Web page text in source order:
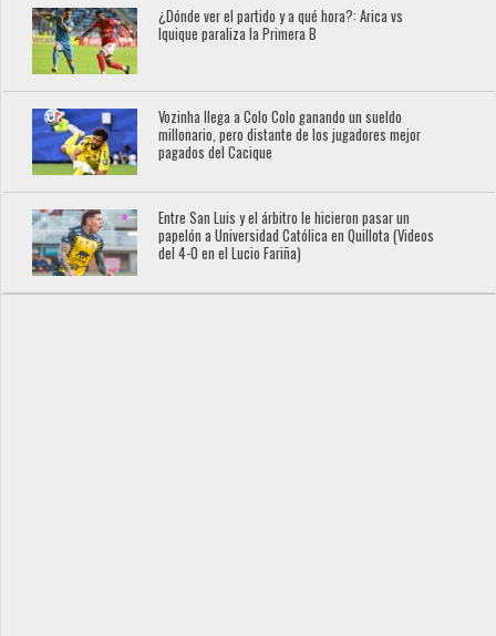
¿Dónde ver el partido y a qué hora?: Arica vs
Iquique paraliza la Primera B
Vozinha llega a Colo Colo ganando un sueldo
millonario, pero distante de los jugadores mejor
pagados del Cacique
Entre San Luis y el árbitro le hicieron pasar un
papelón a Universidad Católica en Quillota (Videos
del 4-0 en el Lucio Fariña)